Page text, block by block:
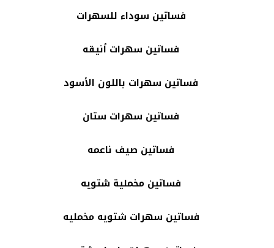
فساتين سوداء للسهرات
فساتين سهرات أنيقه
فساتين سهرات باللون الأسود
فساتين سهرات ستان
فساتين صيف ناعمه
فساتين مخملية شتويه
فساتين سهرات شتويه مخمليه